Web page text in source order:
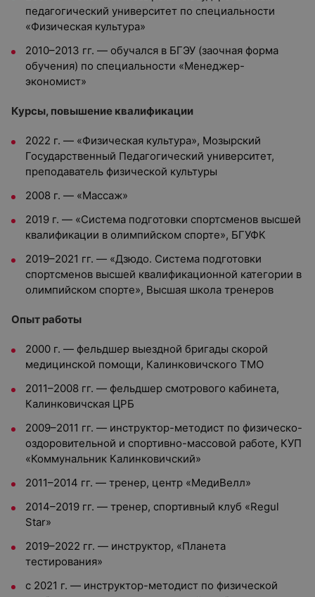
педагогический университет по специальности
«Физическая культура»
2010–2013 гг. — обучался в БГЭУ (заочная форма
обучения) по специальности «Менеджер-
экономист»
Курсы, повышение квалификации
2022 г. — «Физическая культура», Мозырский
Государственный Педагогический университет,
преподаватель физической культуры
2008 г. — «Массаж»
2019 г. — «Система подготовки спортсменов высшей
квалификации в олимпийском спорте», БГУФК
2019–2021 гг. — «Дзюдо. Система подготовки
спортсменов высшей квалификационной категории в
олимпийском спорте», Высшая школа тренеров
Опыт работы
2000 г. — фельдшер выездной бригады скорой
медицинской помощи, Калинковичского ТМО
2011–2008 гг. — фельдшер смотрового кабинета,
Калинковичская ЦРБ
2009–2011 гг. — инструктор-методист по физическо-
оздоровительной и спортивно-массовой работе, КУП
«Коммунальник Калинковичский»
2011–2014 гг. — тренер, центр «МедиВелл»
2014–2019 гг. — тренер, спортивный клуб «Regul
Star»
2019–2022 гг. — инструктор, «Планета
тестирования»
с 2021 г. — инструктор-методист по физической